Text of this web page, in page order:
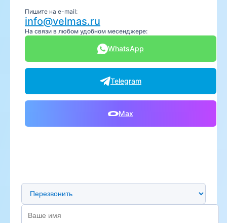
Пишите на e-mail:
info@velmas.ru
На связи в любом удобном месенджере:
WhatsApp
Telegram
Max
Предпочтительный способ связи